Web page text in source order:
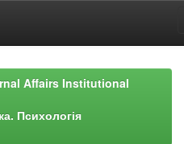
Affairs Institutional
Психологія